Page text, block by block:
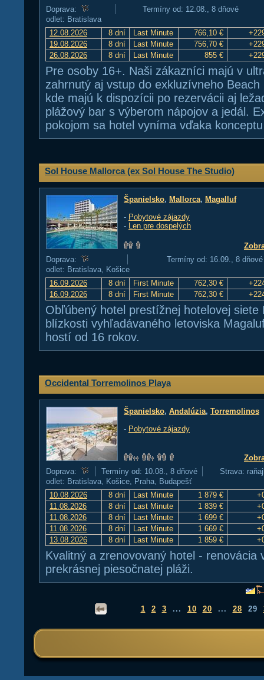
Doprava:
Termíny od: 12.08., 8 dňové
odlet: Bratislava
12.08.2026
8 dní Last Minute 766,10 €
19.08.2026
8 dní Last Minute 756,70 €
26.08.2026
8 dní Last Minute 855 €
Pre osoby 16+. Naši zákazníci majú v
zahrnutý aj vstup do exkluzívneho
kde majú k dispozícii po rezervácii aj
plážový bar s výberom nápojov a jedál.
pokojom sa hotel vyníma vďaka
Sol House Mallorca (ex Sol House The Studio)
Španielsko, Mallorca, Magalluf
- Pobytové zájazdy
- Len pre dospelých
Doprava:
Termíny od: 16.09., 8 dňové
odlet: Bratislava, Košice
16.09.2026
8 dní First Minute 762,30 €
16.09.2026
8 dní First Minute 762,30 €
Obľúbený hotel prestížnej hotelovej siete
blízkosti vyhľadávaného letoviska
hostí od 16 rokov.
Occidental Torremolinos Playa
Španielsko, Andalúzia, Torremolinos
- Pobytové zájazdy
Doprava:
Termíny od: 10.08., 8 dňové
Strava:
odlet: Bratislava, Košice, Praha, Budapešť
10.08.2026
8 dní Last Minute 1 879 €
11.08.2026
8 dní Last Minute 1 839 €
11.08.2026
8 dní Last Minute 1 699 €
11.08.2026
8 dní Last Minute 1 669 €
13.08.2026
8 dní Last Minute 1 859 €
Kvalitný a zrenovovaný hotel - renovácia
prekrásnej piesočnatej pláži.
1 2 3 ... 10 20 ... 28 29